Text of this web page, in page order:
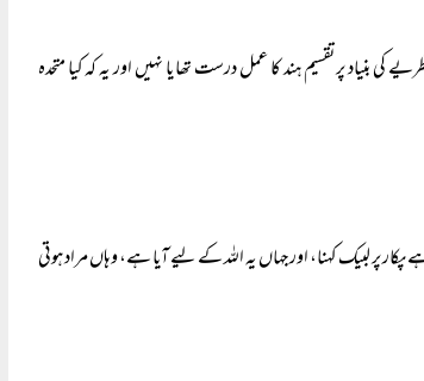
بنیاد پر تقسیم ہند کا عمل درست تھا یا نہیں اور یہ کہ کیا متحدہ
پر لبیک کہنا، اور جہاں یہ اللہ کے لیے آیا ہے، وہاں مراد ہوتی